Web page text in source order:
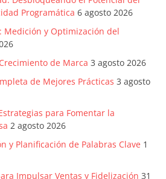
Programática 6 agosto 2026
Medición y Optimización del
de Marca 3 agosto 2026
de Mejores Prácticas 3 agosto
para Fomentar la
2 agosto 2026
y Planificación de Palabras Clave 1
Impulsar Ventas y Fidelización 31